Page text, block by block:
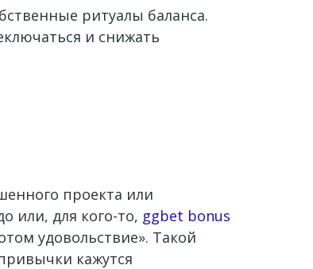
ритуалы баланса.
и снижать
проекта или
или, для кого-то, ggbet bonus
удовольствие». Такой
кажутся